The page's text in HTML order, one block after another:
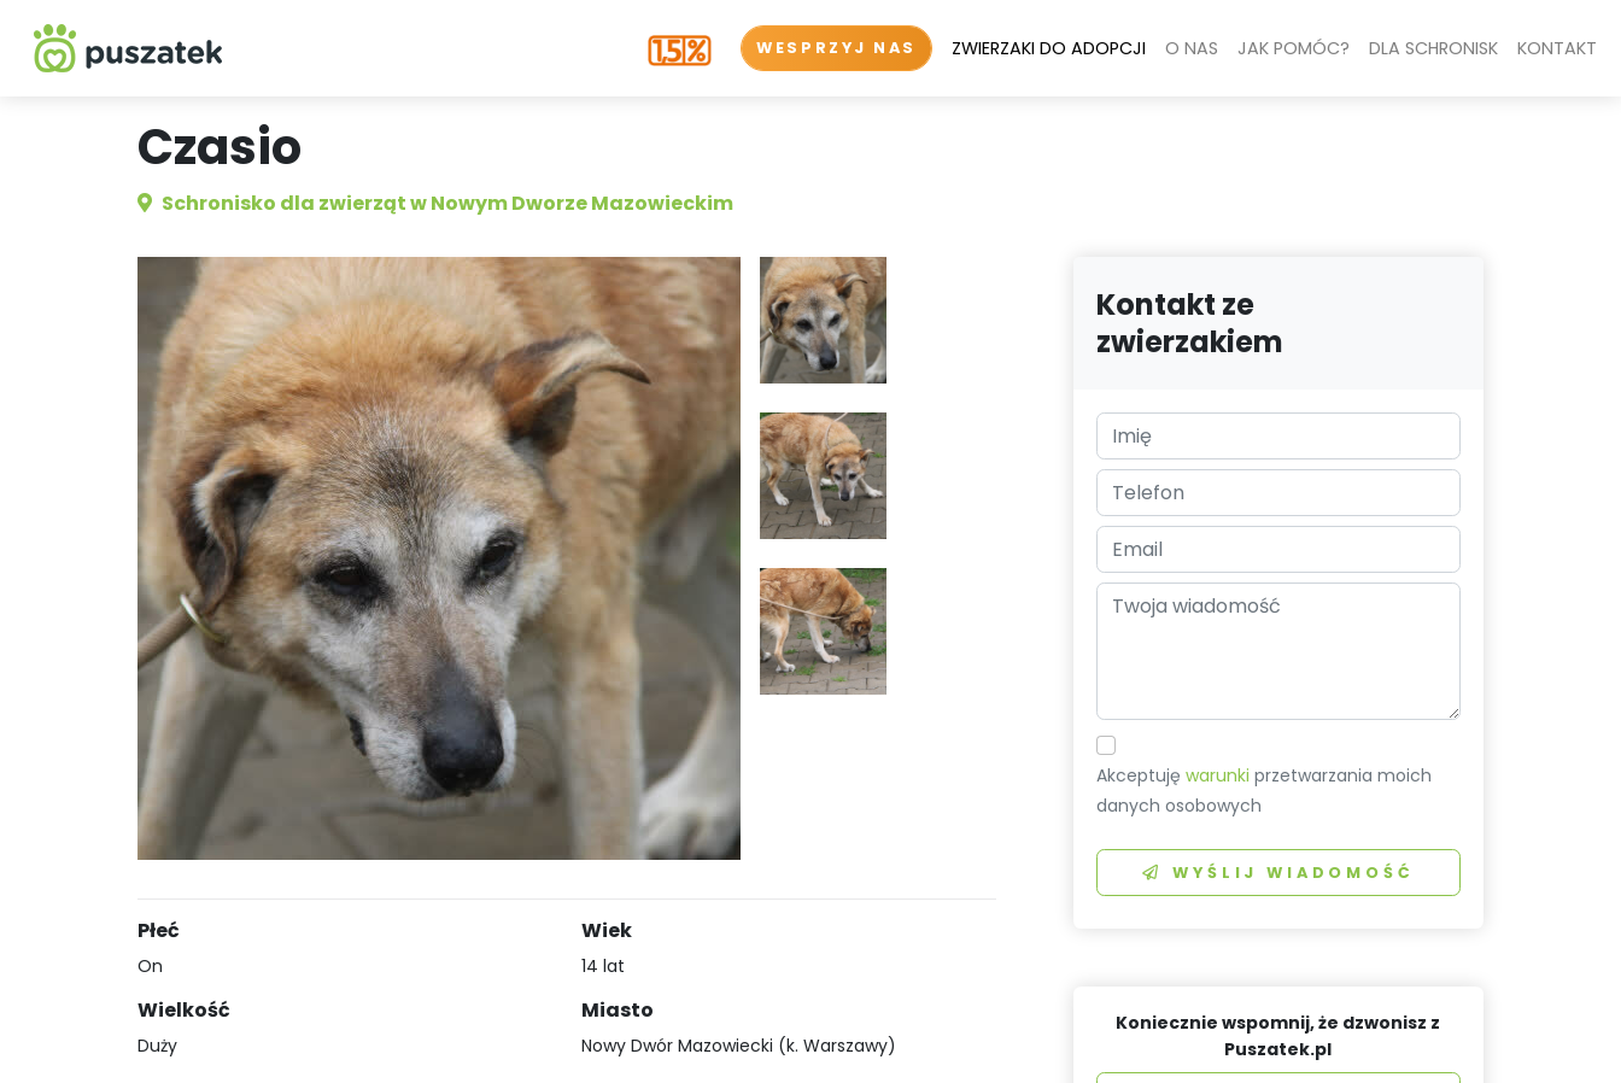
WESPRZYJ NAS ZWIERZAKI DO ADOPCJI O NAS JAK POMÓC? DLA SCHRONISK KONTAKT
Czasio
Schronisko dla zwierząt w Nowym Dworze Mazowieckim
Płeć
On
Wielkość
Duży
Wiek
14 lat
Miasto
Nowy Dwór Mazowiecki (k. Warszawy)
Kontakt ze
zwierzakiem
Akceptujęwarunki przetwarzania moich
danych osobowych
WYŚLIJ WIADOMOŚĆ
Koniecznie wspomnij, że dzwonisz z
Puszatek.pl